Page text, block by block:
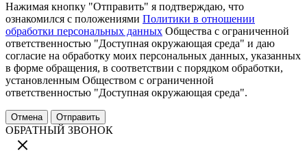
Нажимая кнопку "Отправить" я подтверждаю, что
ознакомился с положениями Политики в отношении
обработки персональных данных Общества с ограниченной
ответственностью "Доступная окружающая среда" и даю
согласие на обработку моих персональных данных, указанных
в форме обращения, в соответствии с порядком обработки,
установленным Обществом с ограниченной
ответственностью "Доступная окружающая среда".
ОБРАТНЫЙ ЗВОНОК